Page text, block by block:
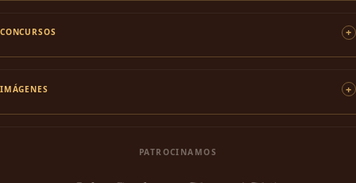
CONCURSOS
IMÁGENES
PATROCINAMOS